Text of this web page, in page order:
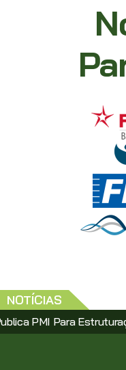
NOTÍCIAS
Para Estruturação Do